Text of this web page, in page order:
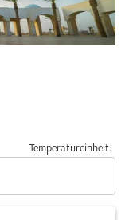
Temperatureinheit: